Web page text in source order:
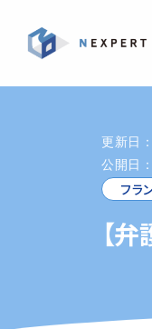
更新日
公開日
フラ
【